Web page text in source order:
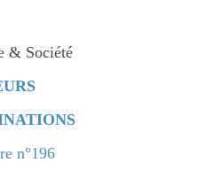
& Société
n°196